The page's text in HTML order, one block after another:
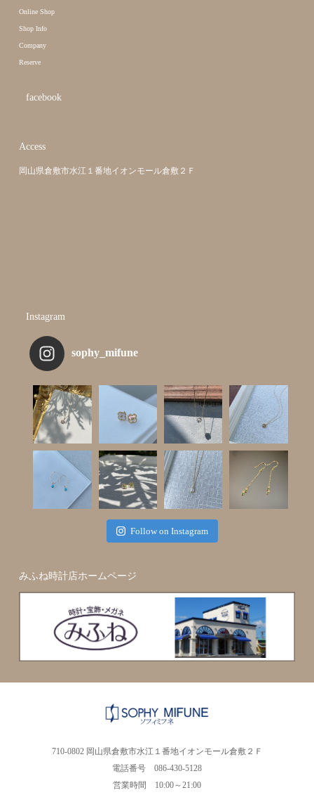
Online Shop
Shop Info
Company
Reserve
facebook
Access
岡山県倉敷市水江１番地イオンモール倉敷２Ｆ
Instagram
sophy_mifune
Follow on Instagram
みふね時計店ホームページ
710-0802 岡山県倉敷市水江１番地イオンモール倉敷２Ｆ
電話番号 086-430-5128
営業時間 10:00～21:00